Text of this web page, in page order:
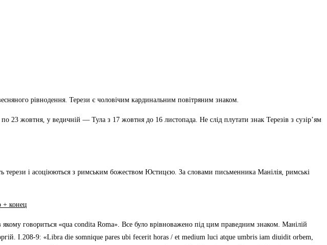
рівнодення. Терези є чоловічим кардинальним повітряним знаком.
23 жовтня, у ведичній — Тула з 17 жовтня до 16 листопада. Не слід плутати знак Терезів з сузір’ям
терези і асоціюються з римським божеством Юстицєю. За словами письменника Манілія, римські
говориться «qua condita Roma». Все було врівноважено під цим праведним знаком. Манілій
I.208-9: «Libra die somnique pares ubi fecerit horas / et medium luci atque umbris iam diuidit orbem,